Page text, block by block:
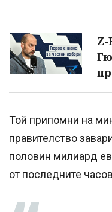
Той припомни на
правителство
половин милиард
от последните